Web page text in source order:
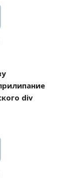
div